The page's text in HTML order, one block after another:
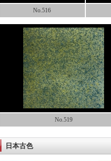
No.516
No.519
日本古色